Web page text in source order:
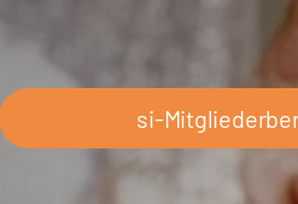
si-